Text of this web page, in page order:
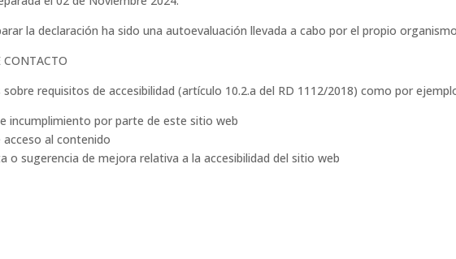
la declaración ha sido una autoevaluación llevada a cabo por el propio
CONTACTO
requisitos de accesibilidad (artículo 10.2.a del RD 1112/2018) como por
incumplimiento por parte de este sitio web
al contenido
o sugerencia de mejora relativa a la accesibilidad del sitio web